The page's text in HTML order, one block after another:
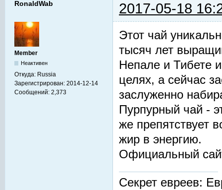
RonaldWab 2017-05-18
Member
Неактивен
Откуда: Russia
Зарегистрирован: 2014-12-14
Сообщений: 2,373
Этот чай
тысяч лет
Непале и Тибете
целях, а сейчас
заслуженно
Пурпурный чай -
же препятствует
жир в энергию.
Официальный
Секрет евреев: